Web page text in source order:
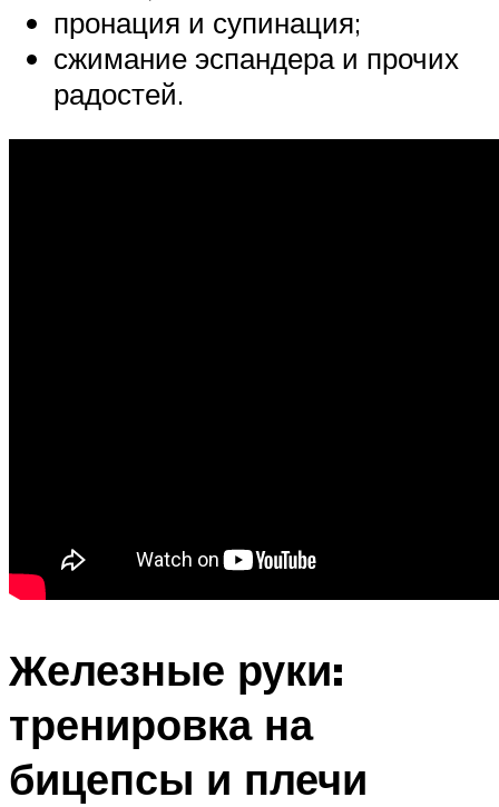
пронация и супинация;
сжимание эспандера и прочих
радостей.
Железные руки:
тренировка на
бицепсы и плечи